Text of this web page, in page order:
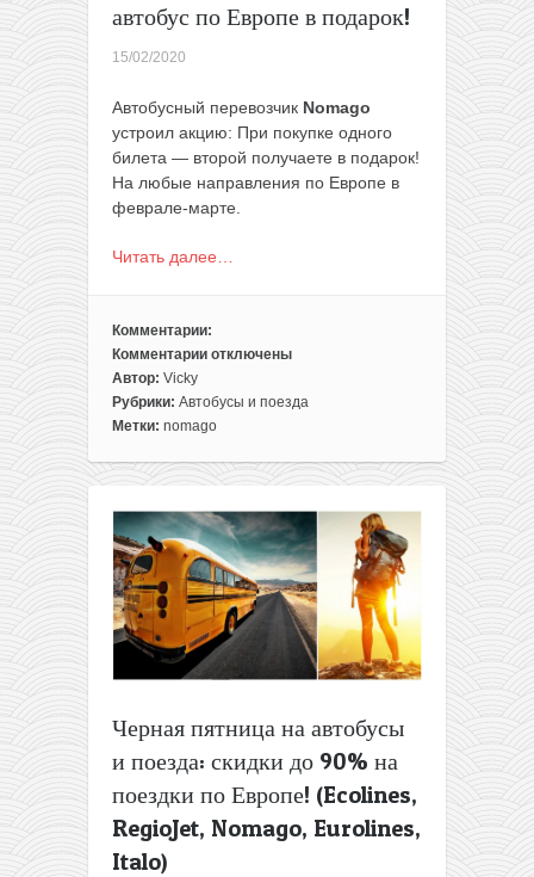
автобус по Европе в подарок!
15/02/2020
Автобусный перевозчик Nomago
устроил акцию: При покупке одного
билета — второй получаете в подарок!
На любые направления по Европе в
феврале-марте.
Читать далее…
Комментарии:
Комментарии
к
записи
Акция
Nomago:
на
автобус
по
Европе
в
подарок!
отключены
Автор: Vicky
Рубрики: Автобусы и поезда
Метки: nomago
Черная пятница на автобусы
и поезда: скидки до 90% на
поездки по Европе! (Ecolines,
RegioJet, Nomago, Eurolines,
Italo)